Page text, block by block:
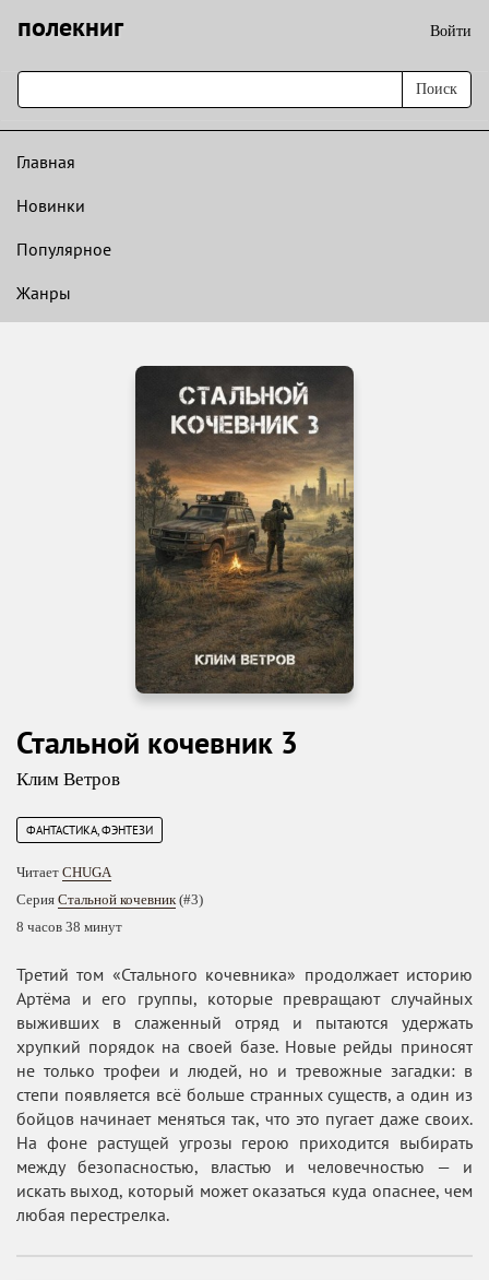
полекниг Войти
Поиск
Главная
Новинки
Популярное
Жанры
Стальной кочевник 3
Клим Ветров
ФАНТАСТИКА, ФЭНТЕЗИ
Читает CHUGA
Серия Стальной кочевник(#3)
8 часов 38 минут
Третий том «Стального кочевника» продолжает историю
Артёма и его группы, которые превращают случайных
выживших в слаженный отряд и пытаются удержать
хрупкий порядок на своей базе. Новые рейды приносят
не только трофеи и людей, но и тревожные загадки: в
степи появляется всё больше странных существ, а один из
бойцов начинает меняться так, что это пугает даже своих.
На фоне растущей угрозы герою приходится выбирать
между безопасностью, властью и человечностью — и
искать выход, который может оказаться куда опаснее, чем
любая перестрелка.